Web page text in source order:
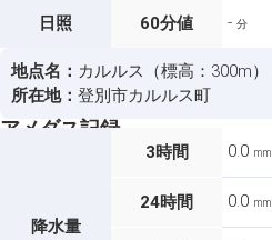
日照 60分値 - 分
地点名： カルルス（標高：300m）
所在地： 登別市カルルス町
アメダス記録
降水量
3時間 0.0 mm
24時間 0.0 mm